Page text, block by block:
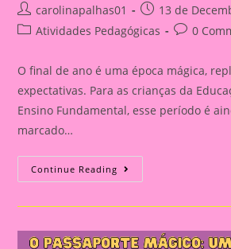
Post
author:
carolinapalhas01
Post
published:
13 de
PostAtividades Pedagógicas
Post0
O final de ano é uma época mágica,
expectativas. Para as crianças da
Ensino Fundamental, esse período é
marcado…
Continue Reading Celebrações
Encantadoras:
De
Ano